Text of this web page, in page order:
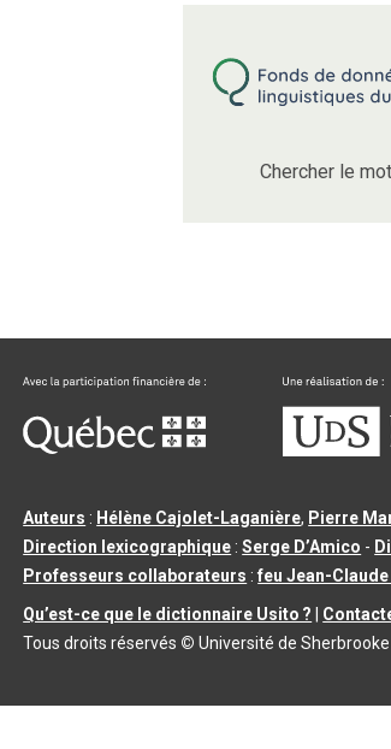
Chercher le mot
Auteurs : Hélène Cajolet-Laganière, Pierre
Direction lexicographique :Serge D’Amico -
Professeurs collaborateurs :feu Jean-
Qu’est-ce que le dictionnaire Usito ?
Tous droits réservés © Université de